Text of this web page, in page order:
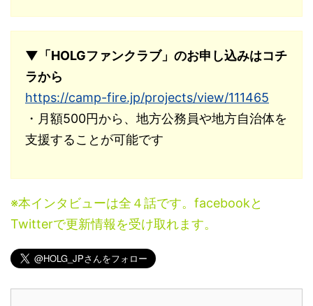
▼「HOLGファンクラブ」のお申し込みはコチ
ラから
https://camp-fire.jp/projects/view/111465
・月額500円から、地方公務員や地方自治体を
支援することが可能です
※本インタビューは全４話です。facebookと
Twitterで更新情報を受け取れます。